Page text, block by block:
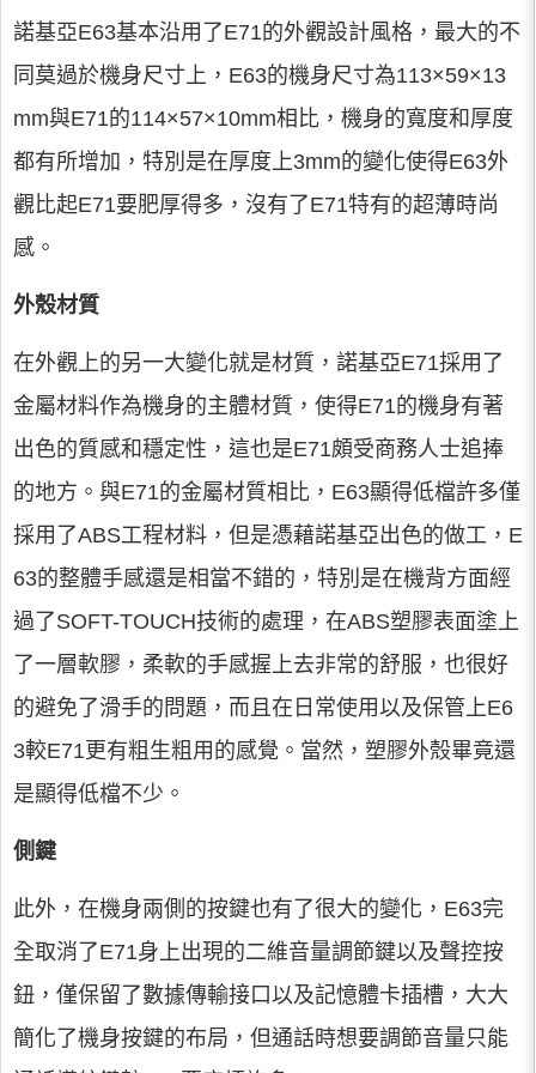
諾基亞E63基本沿用了E71的外觀設計風格，最大的不
同莫過於機身尺寸上，E63的機身尺寸為113×59×13
mm與E71的114×57×10mm相比，機身的寬度和厚度
都有所增加，特別是在厚度上3mm的變化使得E63外
觀比起E71要肥厚得多，沒有了E71特有的超薄時尚
感。
外殼材質
在外觀上的另一大變化就是材質，諾基亞E71採用了
金屬材料作為機身的主體材質，使得E71的機身有著
出色的質感和穩定性，這也是E71頗受商務人士追捧
的地方。與E71的金屬材質相比，E63顯得低檔許多僅
採用了ABS工程材料，但是憑藉諾基亞出色的做工，E
63的整體手感還是相當不錯的，特別是在機背方面經
過了SOFT-TOUCH技術的處理，在ABS塑膠表面塗上
了一層軟膠，柔軟的手感握上去非常的舒服，也很好
的避免了滑手的問題，而且在日常使用以及保管上E6
3較E71更有粗生粗用的感覺。當然，塑膠外殼畢竟還
是顯得低檔不少。
側鍵
此外，在機身兩側的按鍵也有了很大的變化，E63完
全取消了E71身上出現的二維音量調節鍵以及聲控按
鈕，僅保留了數據傳輸接口以及記憶體卡插槽，大大
簡化了機身按鍵的布局，但通話時想要調節音量只能